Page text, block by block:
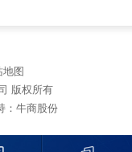
地图
版权所有
：牛商股份